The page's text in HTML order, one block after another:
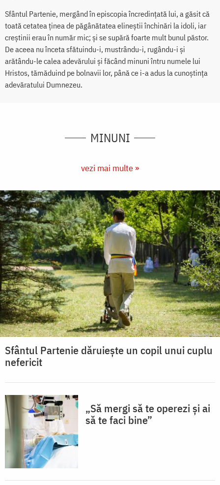
Sfântul Partenie, mergând în episcopia încredințată lui, a găsit că
toată cetatea ținea de păgânătatea elineștii închinări la idoli, iar
creștinii erau în număr mic; și se supără foarte mult bunul păstor.
De aceea nu înceta sfătuindu-i, mustrându-i, rugându-i și
arătându-le calea adevărului și făcând minuni întru numele lui
Hristos, tămăduind pe bolnavii lor, până ce i-a adus la cunoștința
adevăratului Dumnezeu.
MINUNI
vezi mai multe »
Sfântul Partenie dăruiește un copil unui cuplu
nefericit
„Să mergi să te operezi și ai
să te faci bine”